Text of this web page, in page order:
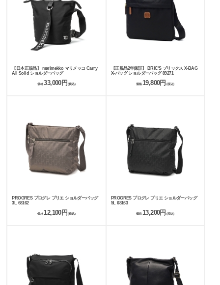
【日本正規品】 marimekko マリメッコ Carry
All Solid ショルダーバッグ
価格 33,000円 (税込)
【正規品2年保証】 BRIC'S ブリックス X-BAG
X-バッグ ショルダーバッグ 89271
価格19,800円 (税込)
PROGRES プログレ プリエ ショルダーバッグ
3L 68162
価格 12,100円(税込)
PROGRES プログレ プリエ ショルダーバッグ
5L 68163
価格 13,200円 (税込)